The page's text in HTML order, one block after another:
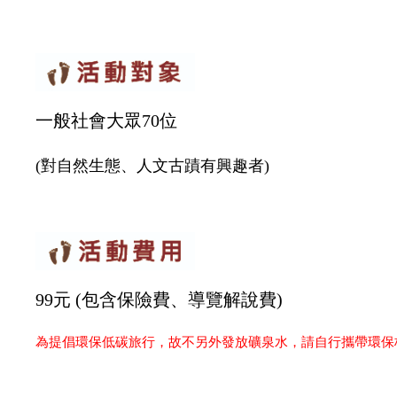
一般社會大眾70位
(對自然生態、人文古蹟有興趣者)
99元 (包含保險費、導覽解說費)
為提倡環保低碳旅行，故不另外發放礦泉水，請自行攜帶環